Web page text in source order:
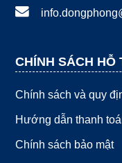
CHÍNH SÁCH HỖ
Chính sách và quy
Hướng dẫn thanh
Chính sách bảo mật